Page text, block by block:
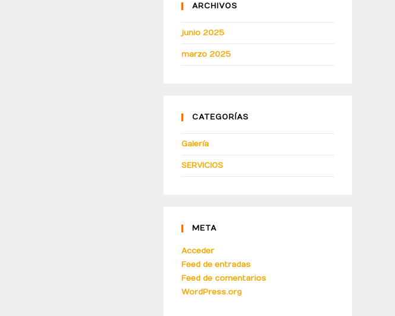
ARCHIVOS
junio 2025
marzo 2025
CATEGORÍAS
Galería
SERVICIOS
META
Acceder
Feed de entradas
Feed de comentarios
WordPress.org